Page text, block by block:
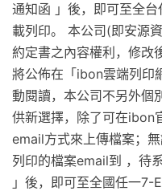
通知函 」後，即可至全
載列印。 本公司(即安源
約定書之內容權利，修改
將公佈在「ibon雲端列印
動閱讀，本公司不另外個
供新選擇，除了可在ibon
email方式來上傳檔案；
列印的檔案email到 ，待
」後，即可至全國任一7-